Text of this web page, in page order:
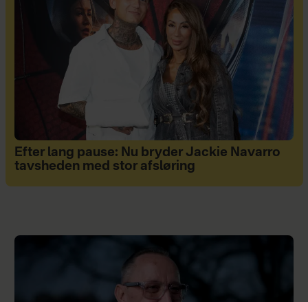
Efter lang pause: Nu bryder Jackie Navarro
tavsheden med stor afsløring